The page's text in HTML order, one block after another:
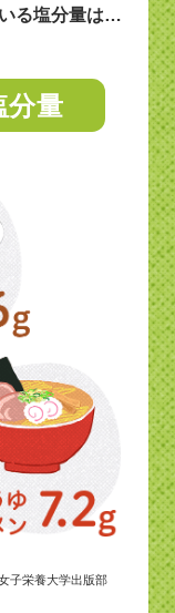
る塩分量は…
分量
子栄養大学出版部